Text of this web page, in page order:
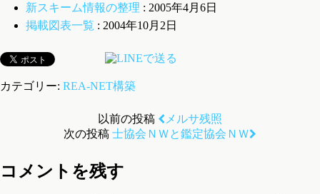
新スキーム情報の整理 : 2005年4月6日
掲載図表一覧 : 2004年10月2日
カテゴリー: REA-NET構築
以前の投稿
メルサ残照
次の投稿 士協会ＮＷと鑑定協会ＮＷ
コメントを残す